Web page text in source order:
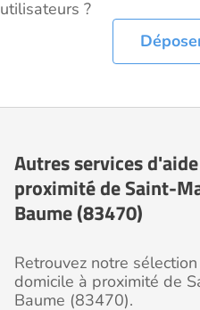
utilisateurs ?
Autres services
proximité de Saint-
Baume (83470)
Retrouvez notre
domicile à proximité de
Baume (83470).